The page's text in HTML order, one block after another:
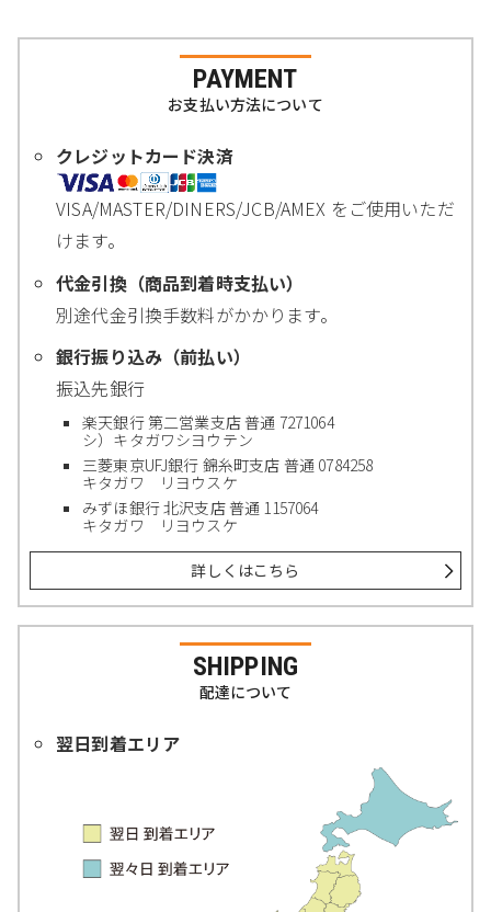
PAYMENT
お支払い方法について
クレジットカード決済
VISA/MASTER/DINERS/JCB/AMEX をご使用いただ
けます。
代金引換（商品到着時支払い）
別途代金引換手数料がかかります。
銀行振り込み（前払い）
振込先銀行
楽天銀行 第二営業支店 普通 7271064
シ）キタガワシヨウテン
三菱東京UFJ銀行 錦糸町支店 普通 0784258
キタガワ リヨウスケ
みずほ銀行 北沢支店 普通 1157064
キタガワ リヨウスケ
詳しくはこちら
SHIPPING
配達について
翌日到着エリア